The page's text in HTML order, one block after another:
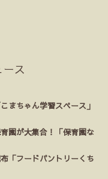
ス
まちゃん学習スペース」
園が大集合！「保育園な
「フードパントリーくち